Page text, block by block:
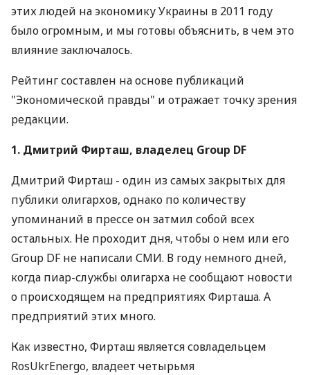
этих людей на экономику Украины в 2011 году
было огромным, и мы готовы объяснить, в чем это
влияние заключалось.
Рейтинг составлен на основе публикаций
"Экономической правды" и отражает точку зрения
редакции.
1. Дмитрий Фирташ, владелец Group DF
Дмитрий Фирташ - один из самых закрытых для
публики олигархов, однако по количеству
упоминаний в прессе он затмил собой всех
остальных. Не проходит дня, чтобы о нем или его
Group DF не написали СМИ. В году немного дней,
когда пиар-службы олигарха не сообщают новости
о происходящем на предприятиях Фирташа. А
предприятий этих много.
Как известно, Фирташ является совладельцем
RosUkrEnergo, владеет четырьмя